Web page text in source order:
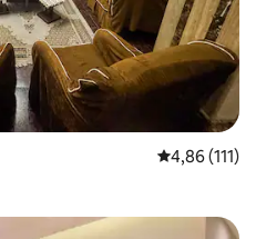
Gemiddelde
4,86 (111)